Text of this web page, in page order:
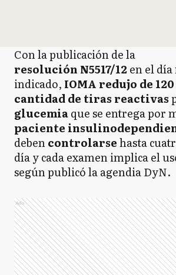
Con la publicación de la
resolución N5517/12en el
indicado, IOMA redujo de
cantidad de tiras reactivas
glucemiaque se entrega por
paciente
debencontrolarsehasta
día y cada examen implica el
según publicó la agendia DyN.
Ads